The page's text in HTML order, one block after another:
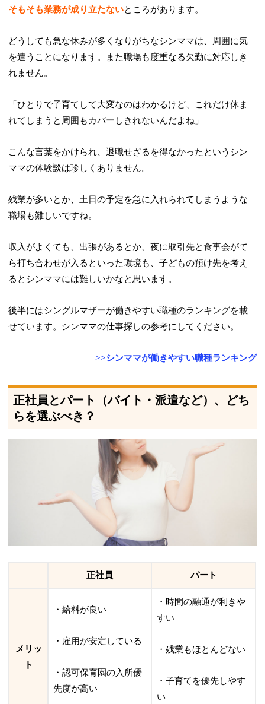
そもそも業務が成り立たないところがあります。
どうしても急な休みが多くなりがちなシンママは、周囲に気
を遣うことになります。また職場も度重なる欠勤に対応しき
れません。
「ひとりで子育てして大変なのはわかるけど、これだけ休ま
れてしまうと周囲もカバーしきれないんだよね」
こんな言葉をかけられ、退職せざるを得なかったというシン
ママの体験談は珍しくありません。
残業が多いとか、土日の予定を急に入れられてしまうような
職場も難しいですね。
収入がよくても、出張があるとか、夜に取引先と食事会がて
ら打ち合わせが入るといった環境も、子どもの預け先を考え
るとシンママには難しいかなと思います。
後半にはシングルマザーが働きやすい職種のランキングを載
せています。シンママの仕事探しの参考にしてください。
>>シンママが働きやすい職種ランキング
正社員とパート（バイト・派遣など）、どち
らを選ぶべき？
正社員 パート
メリッ
ト
・給料が良い
・雇用が安定している
・認可保育園の入所優
先度が高い
・時間の融通が利きや
すい
・残業もほとんどない
・子育てを優先しやす
い